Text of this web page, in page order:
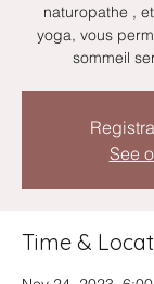
naturopathe ,
yoga, vous
See
Time &